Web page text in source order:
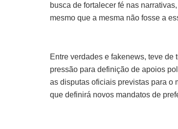
busca de fortalecer fé nas
mesmo que a mesma não fosse a
Entre verdades e fakenews, teve
pressão para definição de apoios
as disputas oficiais previstas para o
que definirá novos mandatos de